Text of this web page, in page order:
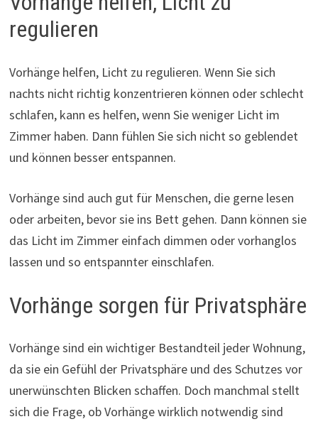
regulieren
Vorhänge helfen, Licht zu regulieren. Wenn Sie sich
nachts nicht richtig konzentrieren können oder schlecht
schlafen, kann es helfen, wenn Sie weniger Licht im
Zimmer haben. Dann fühlen Sie sich nicht so geblendet
und können besser entspannen.
Vorhänge sind auch gut für Menschen, die gerne lesen
oder arbeiten, bevor sie ins Bett gehen. Dann können sie
das Licht im Zimmer einfach dimmen oder vorhanglos
lassen und so entspannter einschlafen.
Vorhänge sorgen für Privatsphäre
Vorhänge sind ein wichtiger Bestandteil jeder Wohnung,
da sie ein Gefühl der Privatsphäre und des Schutzes vor
unerwünschten Blicken schaffen. Doch manchmal stellt
sich die Frage, ob Vorhänge wirklich notwendig sind